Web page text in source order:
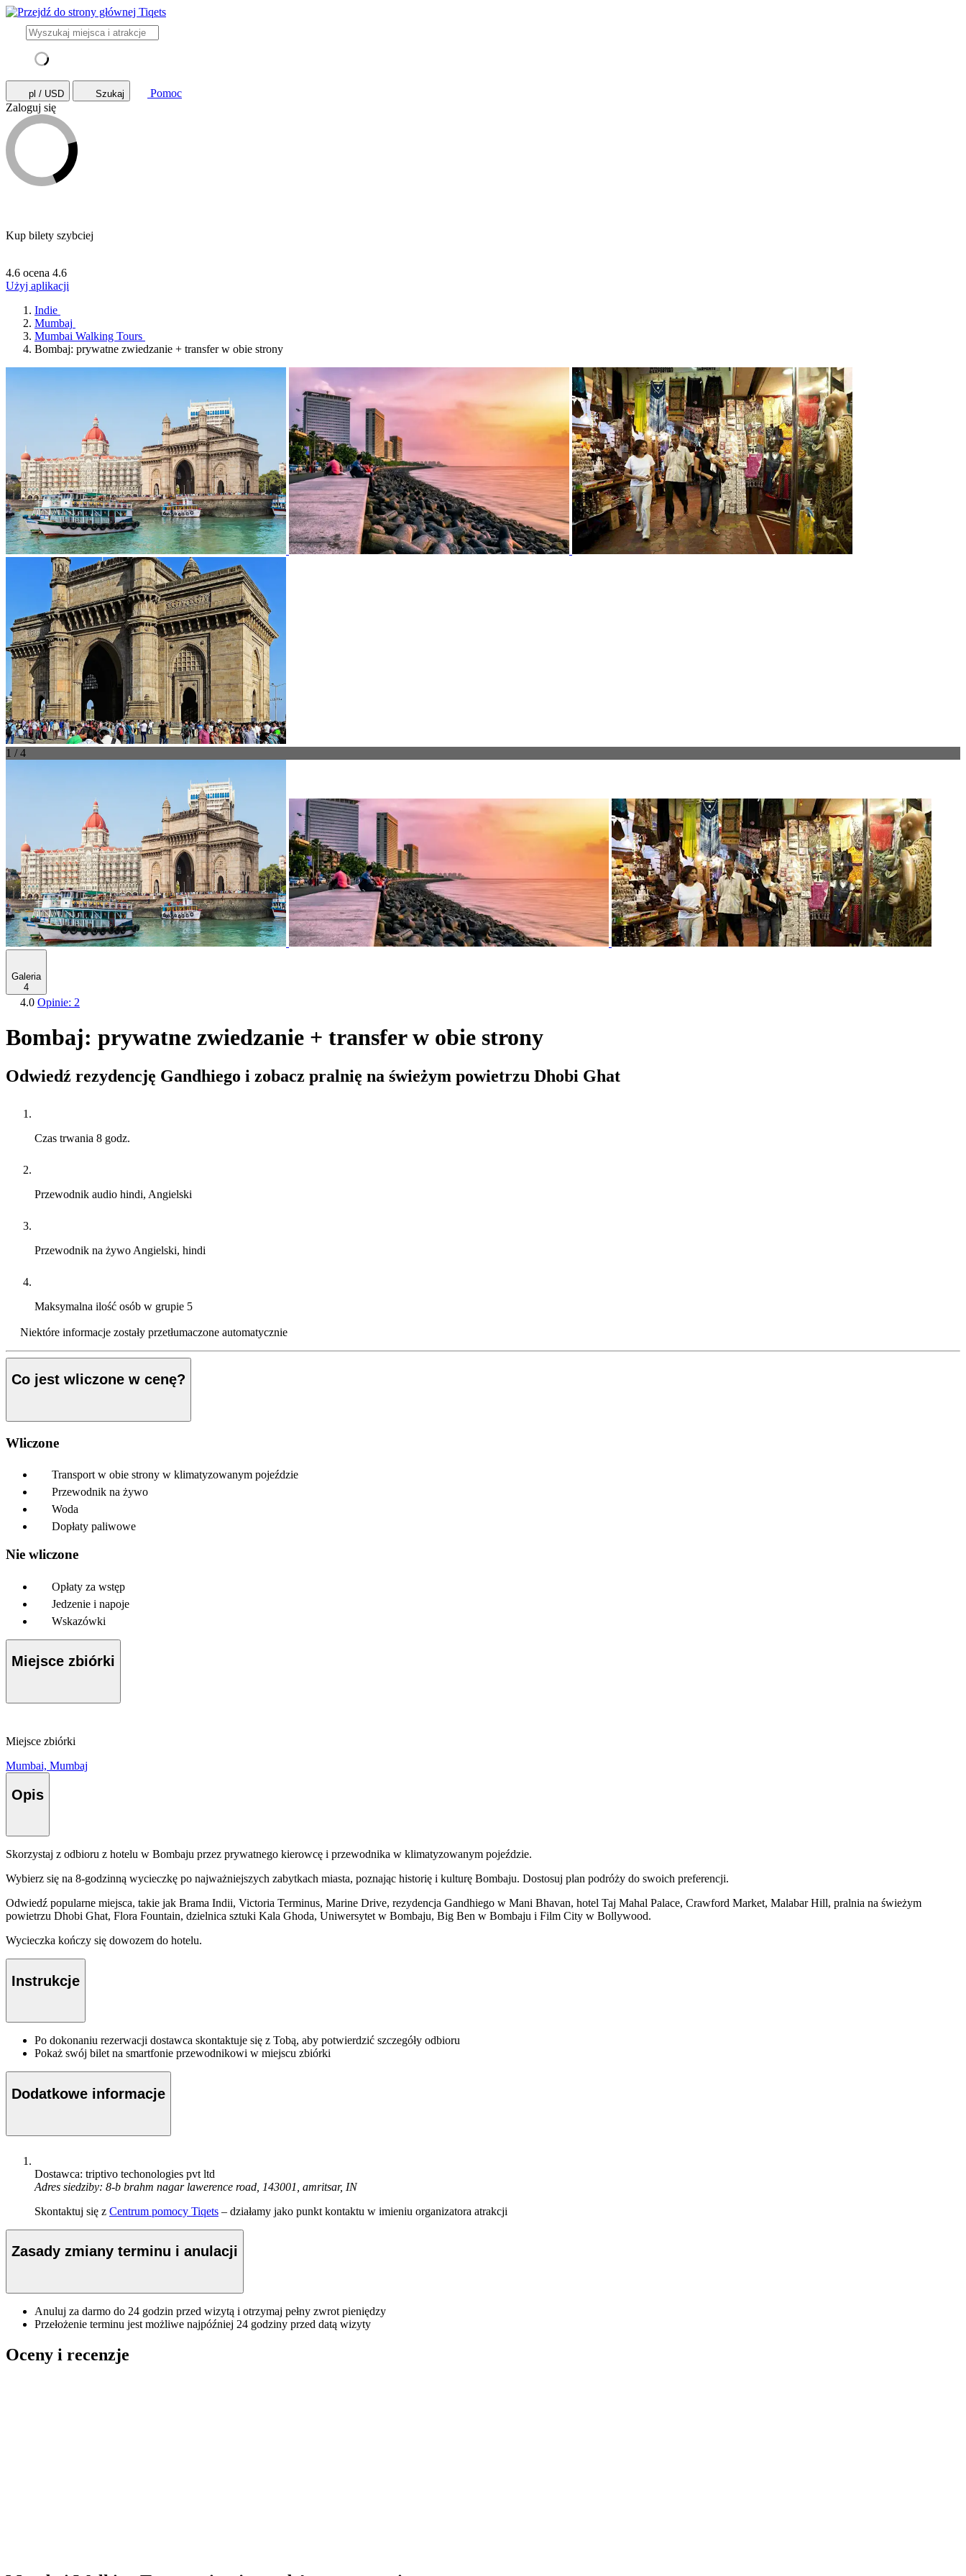
pl / USD Szukaj
Pomoc
Zaloguj się
Kup bilety szybciej
4.6 ocena 4.6
Użyj aplikacji
Indie
Mumbaj
Mumbai Walking Tours
Bombaj: prywatne zwiedzanie + transfer w obie strony
1 / 4
Galeria
4
4.0 Opinie: 2
Bombaj: prywatne zwiedzanie + transfer w obie strony
Odwiedź rezydencję Gandhiego i zobacz pralnię na świeżym powietrzu Dhobi Ghat
Czas trwania 8 godz.
Przewodnik audio hindi, Angielski
Przewodnik na żywo Angielski, hindi
Maksymalna ilość osób w grupie 5
Niektóre informacje zostały przetłumaczone automatycznie
Co jest wliczone w cenę?
Wliczone
Transport w obie strony w klimatyzowanym pojeździe
Przewodnik na żywo
Woda
Dopłaty paliwowe
Nie wliczone
Opłaty za wstęp
Jedzenie i napoje
Wskazówki
Miejsce zbiórki
Miejsce zbiórki
Mumbai, Mumbaj
Opis
Skorzystaj z odbioru z hotelu w Bombaju przez prywatnego kierowcę i przewodnika w klimatyzowanym pojeździe.
Wybierz się na 8-godzinną wycieczkę po najważniejszych zabytkach miasta, poznając historię i kulturę Bombaju. Dostosuj plan podróży do swoich preferencji.
Odwiedź popularne miejsca, takie jak Brama Indii, Victoria Terminus, Marine Drive, rezydencja Gandhiego w Mani Bhavan, hotel Taj Mahal Palace, Crawford Market, Malabar Hill, pralnia na świeżym
powietrzu Dhobi Ghat, Flora Fountain, dzielnica sztuki Kala Ghoda, Uniwersytet w Bombaju, Big Ben w Bombaju i Film City w Bollywood.
Wycieczka kończy się dowozem do hotelu.
Instrukcje
Po dokonaniu rezerwacji dostawca skontaktuje się z Tobą, aby potwierdzić szczegóły odbioru
Pokaż swój bilet na smartfonie przewodnikowi w miejscu zbiórki
Dodatkowe informacje
Dostawca: triptivo techonologies pvt ltd
Adres siedziby: 8-b brahm nagar lawerence road, 143001, amritsar, IN
Skontaktuj się z Centrum pomocy Tiqets – działamy jako punkt kontaktu w imieniu organizatora atrakcji
Zasady zmiany terminu i anulacji
Anuluj za darmo do 24 godzin przed wizytą i otrzymaj pełny zwrot pieniędzy
Przełożenie terminu jest możliwe najpóźniej 24 godziny przed datą wizyty
Oceny i recenzje